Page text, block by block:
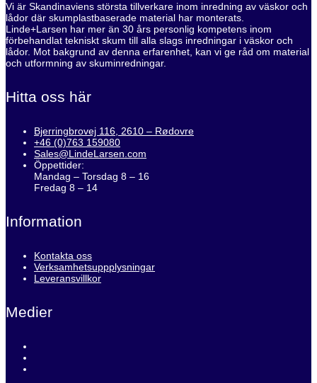
Vi är Skandinaviens största tillverkare inom inredning av väskor och
lådor där skumplastbaserade material har monterats.
Linde+Larsen har mer än 30 års personlig kompetens inom
förbehandlat tekniskt skum till alla slags inredningar i väskor och
lådor. Mot bakgrund av denna erfarenhet, kan vi ge råd om material
och utformning av skuminredningar.
Hitta oss här
Bjerringbrovej 116, 2610 – Rødovre
+46 (0)763 159080
Sales@LindeLarsen.com
Öppettider:
Mandag – Torsdag 8 – 16
Fredag 8 – 14
Information
Kontakta oss
Verksamhetsuppplysningar
Leveransvillkor
Medier